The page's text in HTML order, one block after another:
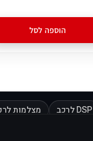
הוספה לסל
DSP לרכב מצלמות